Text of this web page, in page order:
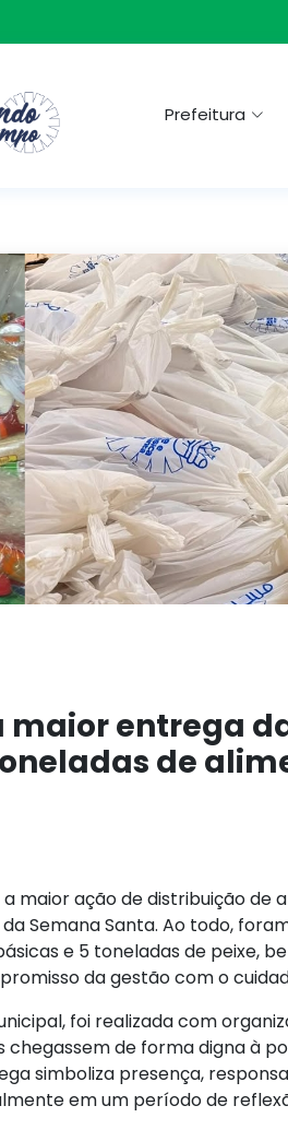
Prefeitura
maior entrega
de
maior ação de distribuição de
Semana Santa. Ao todo,
e 5 toneladas de peixe,
da gestão com o
foi realizada com
de forma digna à
simboliza presença,
em um período de